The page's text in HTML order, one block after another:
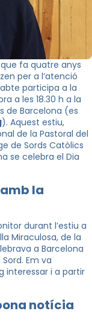
fa quatre anys
per a l’atenció
participa a la
a les 18.30 h a la
de Barcelona (es
). Aquest estiu,
de la Pastoral del
de Sords Catòlics
se celebra el Dia
la
durant l’estiu a
Miraculosa, de la
a Barcelona
Em va
interessar i a partir
notícia